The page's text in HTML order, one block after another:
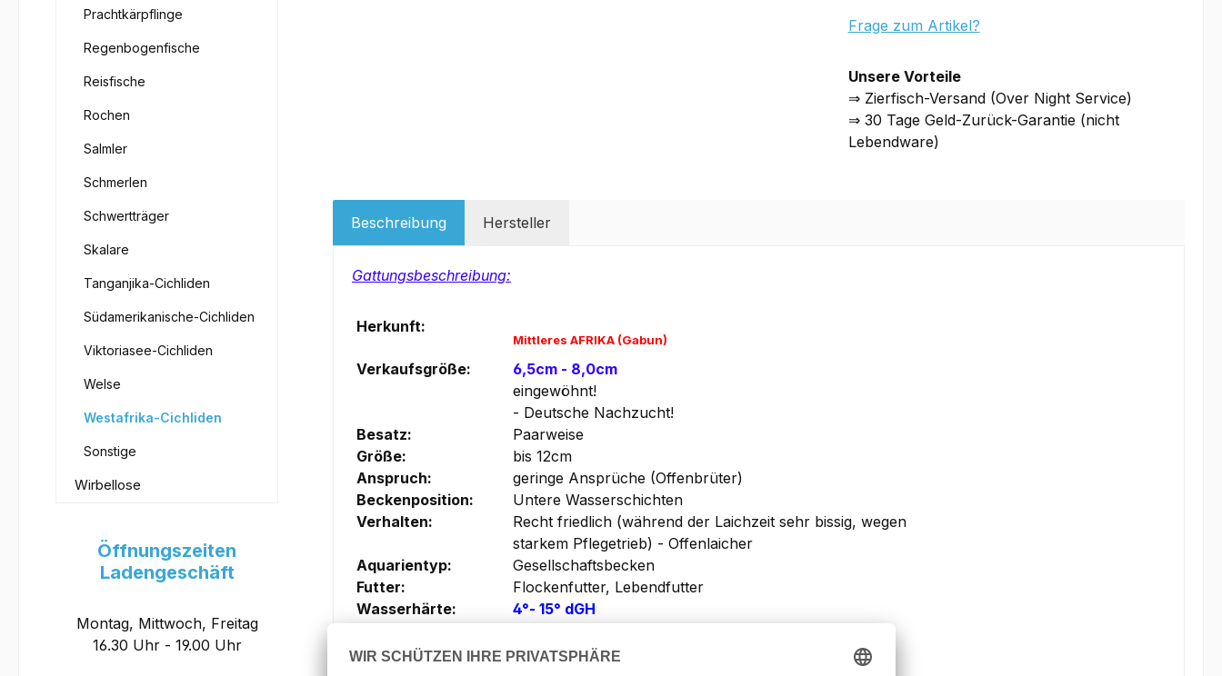
Prachtkärpflinge
Regenbogenfische
Reisfische
Rochen
Salmler
Schmerlen
Schwertträger
Skalare
Tanganjika-Cichliden
Südamerikanische-Cichliden
Viktoriasee-Cichliden
Welse
Westafrika-Cichliden
Sonstige
Wirbellose
Öffnungszeiten
Ladengeschäft
Montag, Mittwoch, Freitag
16.30 Uhr - 19.00 Uhr
Frage zum Artikel?
Unsere Vorteile
⇒ Zierfisch-Versand (Over Night Service)
⇒ 30 Tage Geld-Zurück-Garantie (nicht
Lebendware)
Beschreibung Hersteller
Gattungsbeschreibung:
Herkunft:
Mittleres AFRIKA (Gabun)
Verkaufsgröße:
6,5cm - 8,0cm
eingewöhnt!
- Deutsche Nachzucht!
Besatz:
Paarweise
Größe:
bis 12cm
Anspruch:
geringe Ansprüche (Offenbrüter)
Beckenposition:
Untere Wasserschichten
Verhalten:
Recht friedlich (während der Laichzeit sehr bissig, wegen
starkem Pflegetrieb) - Offenlaicher
Aquarientyp:
Gesellschaftsbecken
Futter:
Flockenfutter, Lebendfutter
Wasserhärte:
4°- 15° dGH
PH 6,5 - 7,0